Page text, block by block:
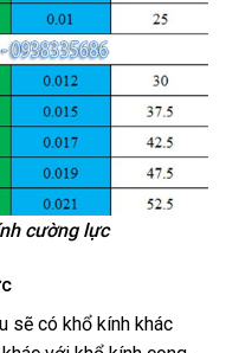
cường lực
sẽ có khổ kính khác